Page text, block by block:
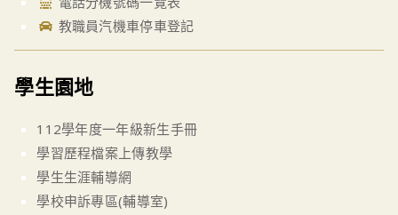
教職員汽機車停車登記
學生園地
112學年度一年級新生手冊
學習歷程檔案上傳教學
學生生涯輔導網
學校申訴專區(輔導室)